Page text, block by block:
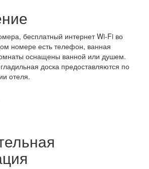
бесплатный интернет Wi-Fi во
номере есть телефон, ванная
оснащены ванной или душем.
доска предоставляются по
отеля.